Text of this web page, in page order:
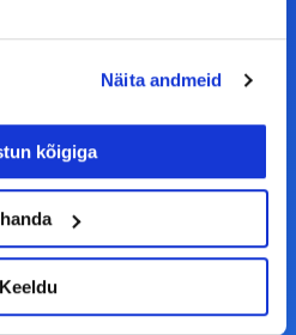
Näita andmeid
kõigiga
Keeldu
leiad!
leiad kõik vajaliku, et olla
Kui sul on
teemade osas või soovid
meiega julgelt ühendust.
I
i
o